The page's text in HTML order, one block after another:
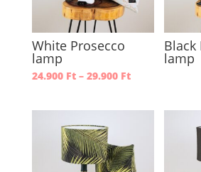
White Prosecco
lamp
24.900 Ft – 29.900 FtÁrtartomány:
Black
lamp